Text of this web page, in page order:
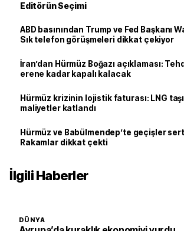
Editörün Seçimi
ABD basınından Trump ve Fed Başkanı
Sık telefon görüşmeleri dikkat çekiyor
İran’dan Hürmüz Boğazı açıklaması:
erene kadar kapalı kalacak
Hürmüz krizinin lojistik faturası: LNG
maliyetler katlandı
Hürmüz ve Babülmendep’te geçişler
Rakamlar dikkat çekti
İlgili Haberler
DÜNYA